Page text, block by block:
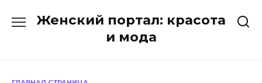
Женский портал: красота
и мода